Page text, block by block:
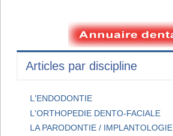
Articles par discipline
L'ENDODONTIE
L'ORTHOPEDIE DENTO-FACIALE
LA PARODONTIE / IMPLANTOLOGIE